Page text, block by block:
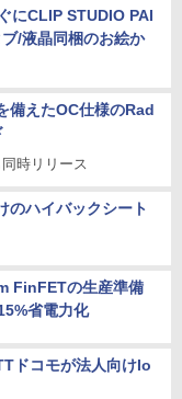
にCLIP STUDIO PAI
/液晶同梱のお絵か
備えたOC仕様のRad
時リリース
ハイバックシート
FinFETの生産準備
省電力化
ドコモが法人向けIo